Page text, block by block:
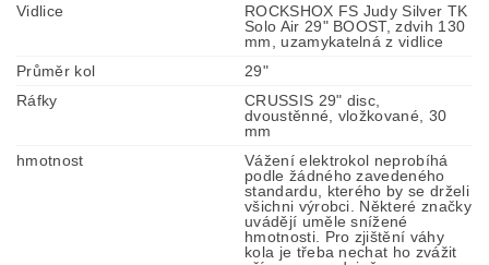
Vidlice
ROCKSHOX FS Judy Silver TK
Solo Air 29" BOOST, zdvih 130
mm, uzamykatelná z vidlice
Průměr kol
29"
Ráfky
CRUSSIS 29" disc,
dvoustěnné, vložkované, 30
mm
hmotnost
Vážení elektrokol neprobíhá
podle žádného zavedeného
standardu, kterého by se drželi
všichni výrobci. Některé značky
uvádějí uměle snížené
hmotnosti. Pro zjištění váhy
kola je třeba nechat ho zvážit